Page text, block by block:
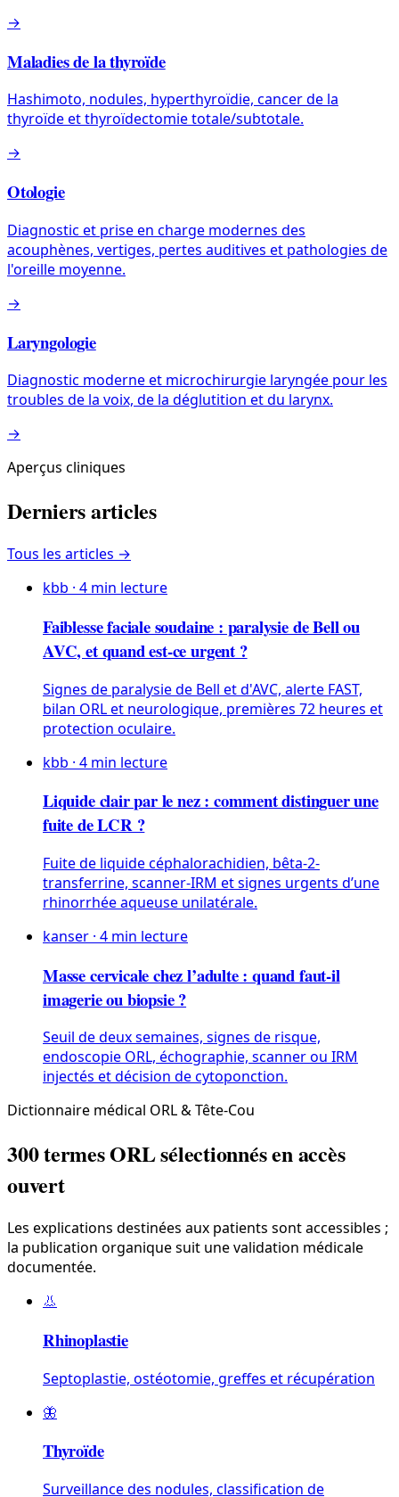
→
Maladies de la thyroïde
Hashimoto, nodules, hyperthyroïdie, cancer de la
thyroïde et thyroïdectomie totale/subtotale.
→
Otologie
Diagnostic et prise en charge modernes des
acouphènes, vertiges, pertes auditives et pathologies de
l'oreille moyenne.
→
Laryngologie
Diagnostic moderne et microchirurgie laryngée pour les
troubles de la voix, de la déglutition et du larynx.
→
Aperçus cliniques
Derniers articles
Tous les articles →
kbb · 4 min lecture
Faiblesse faciale soudaine : paralysie de Bell ou
AVC, et quand est-ce urgent ?
Signes de paralysie de Bell et d'AVC, alerte FAST,
bilan ORL et neurologique, premières 72 heures et
protection oculaire.
kbb · 4 min lecture
Liquide clair par le nez : comment distinguer une
fuite de LCR ?
Fuite de liquide céphalorachidien, bêta-2-
transferrine, scanner-IRM et signes urgents d’une
rhinorrhée aqueuse unilatérale.
kanser · 4 min lecture
Masse cervicale chez l’adulte : quand faut-il
imagerie ou biopsie ?
Seuil de deux semaines, signes de risque,
endoscopie ORL, échographie, scanner ou IRM
injectés et décision de cytoponction.
Dictionnaire médical ORL & Tête-Cou
300 termes ORL sélectionnés en accès
ouvert
Les explications destinées aux patients sont accessibles ;
la publication organique suit une validation médicale
documentée.
👃
Rhinoplastie
Septoplastie, ostéotomie, greffes et récupération
🦋
Thyroïde
Surveillance des nodules, classification de